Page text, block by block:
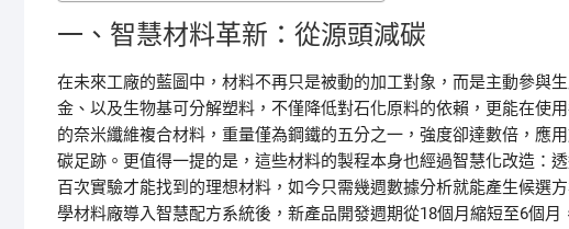
一、智慧材料革新：從源頭減碳
在未來工廠的藍圖中，材料不再只是被動的加工對象，而是主動參與
金、以及生物基可分解塑料，不僅降低對石化原料的依賴，更能在使
的奈米纖維複合材料，重量僅為鋼鐵的五分之一，強度卻達數倍，應
碳足跡。更值得一提的是，這些材料的製程本身也經過智慧化改造：
百次實驗才能找到的理想材料，如今只需幾週數據分析就能產生候選
學材料廠導入智慧配方系統後，新產品開發週期從18個月縮短至6個